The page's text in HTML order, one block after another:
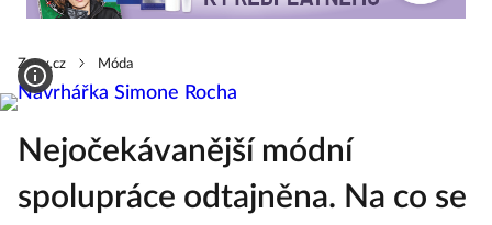
Zeny.cz Móda
Nejočekávanější módní
spolupráce odtajněna. Na co se